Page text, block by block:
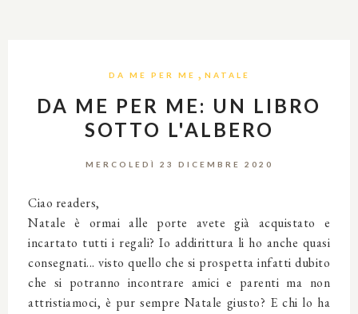
DA ME PER ME , NATALE
DA ME PER ME: UN LIBRO
SOTTO L'ALBERO
MERCOLEDÌ 23 DICEMBRE 2020
Ciao readers,
Natale è ormai alle porte avete già acquistato e
incartato tutti i regali? Io addirittura li ho anche quasi
consegnati... visto quello che si prospetta infatti dubito
che si potranno incontrare amici e parenti ma non
attristiamoci, è pur sempre Natale giusto? E chi lo ha